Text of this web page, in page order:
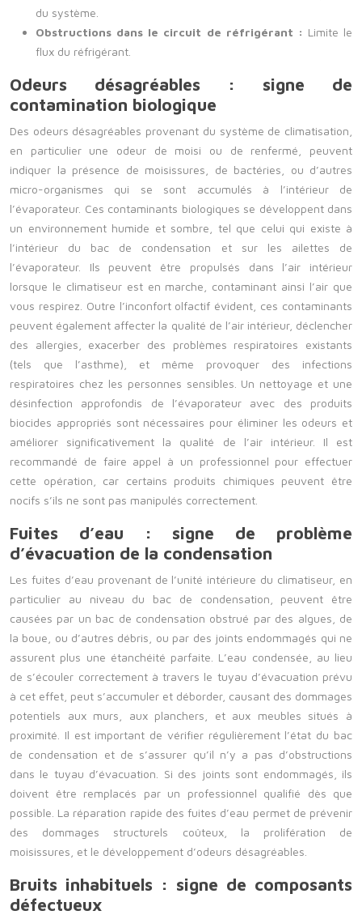
du système.
Obstructions dans le circuit de réfrigérant : Limite le
flux du réfrigérant.
Odeurs désagréables : signe de
contamination biologique
Des odeurs désagréables provenant du système de climatisation,
en particulier une odeur de moisi ou de renfermé, peuvent
indiquer la présence de moisissures, de bactéries, ou d’autres
micro-organismes qui se sont accumulés à l’intérieur de
l’évaporateur. Ces contaminants biologiques se développent dans
un environnement humide et sombre, tel que celui qui existe à
l’intérieur du bac de condensation et sur les ailettes de
l’évaporateur. Ils peuvent être propulsés dans l’air intérieur
lorsque le climatiseur est en marche, contaminant ainsi l’air que
vous respirez. Outre l’inconfort olfactif évident, ces contaminants
peuvent également affecter la qualité de l’air intérieur, déclencher
des allergies, exacerber des problèmes respiratoires existants
(tels que l’asthme), et même provoquer des infections
respiratoires chez les personnes sensibles. Un nettoyage et une
désinfection approfondis de l’évaporateur avec des produits
biocides appropriés sont nécessaires pour éliminer les odeurs et
améliorer significativement la qualité de l’air intérieur. Il est
recommandé de faire appel à un professionnel pour effectuer
cette opération, car certains produits chimiques peuvent être
nocifs s’ils ne sont pas manipulés correctement.
Fuites d’eau : signe de problème
d’évacuation de la condensation
Les fuites d’eau provenant de l’unité intérieure du climatiseur, en
particulier au niveau du bac de condensation, peuvent être
causées par un bac de condensation obstrué par des algues, de
la boue, ou d’autres débris, ou par des joints endommagés qui ne
assurent plus une étanchéité parfaite. L’eau condensée, au lieu
de s’écouler correctement à travers le tuyau d’évacuation prévu
à cet effet, peut s’accumuler et déborder, causant des dommages
potentiels aux murs, aux planchers, et aux meubles situés à
proximité. Il est important de vérifier régulièrement l’état du bac
de condensation et de s’assurer qu’il n’y a pas d’obstructions
dans le tuyau d’évacuation. Si des joints sont endommagés, ils
doivent être remplacés par un professionnel qualifié dès que
possible. La réparation rapide des fuites d’eau permet de prévenir
des dommages structurels coûteux, la prolifération de
moisissures, et le développement d’odeurs désagréables.
Bruits inhabituels : signe de composants
défectueux